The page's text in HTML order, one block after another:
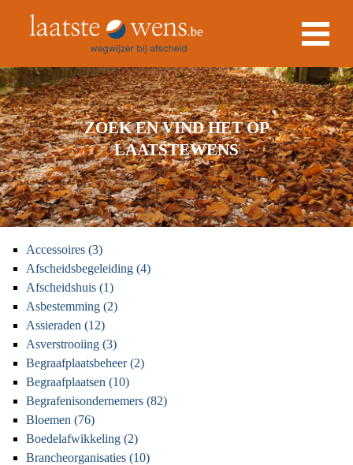
ZOEK EN VIND HET OP
LAATSTEWENS
Accessoires (3)
Afscheidsbegeleiding (4)
Afscheidshuis (1)
Asbestemming (2)
Assieraden (12)
Asverstrooiing (3)
Begraafplaatsbeheer (2)
Begraafplaatsen (10)
Begrafenisondernemers (82)
Bloemen (76)
Boedelafwikkeling (2)
Brancheorganisaties (10)